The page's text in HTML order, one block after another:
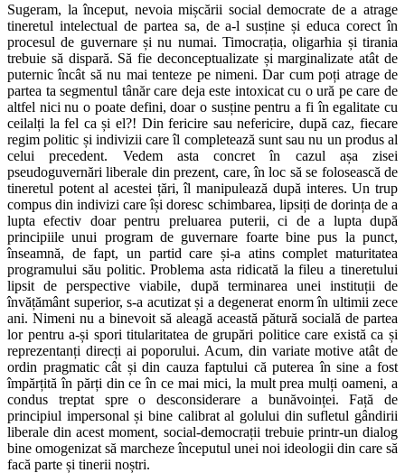
Sugeram, la început, nevoia mișcării social democrate de a atrage
tineretul intelectual de partea sa, de a-l susține și educa corect în
procesul de guvernare și nu numai. Timocrația, oligarhia și tirania
trebuie să dispară. Să fie deconceptualizate și marginalizate atât de
puternic încât să nu mai tenteze pe nimeni. Dar cum poți atrage de
partea ta segmentul tânăr care deja este intoxicat cu o ură pe care de
altfel nici nu o poate defini, doar o susține pentru a fi în egalitate cu
ceilalți la fel ca și el?! Din fericire sau nefericire, după caz, fiecare
regim politic și indivizii care îl completează sunt sau nu un produs al
celui precedent. Vedem asta concret în cazul așa zisei
pseudoguvernări liberale din prezent, care, în loc să se folosească de
tineretul potent al acestei țări, îl manipulează după interes. Un trup
compus din indivizi care își doresc schimbarea, lipsiți de dorința de a
lupta efectiv doar pentru preluarea puterii, ci de a lupta după
principiile unui program de guvernare foarte bine pus la punct,
înseamnă, de fapt, un partid care și-a atins complet maturitatea
programului său politic. Problema asta ridicată la fileu a tineretului
lipsit de perspective viabile, după terminarea unei instituții de
învățământ superior, s-a acutizat și a degenerat enorm în ultimii zece
ani. Nimeni nu a binevoit să aleagă această pătură socială de partea
lor pentru a-și spori titularitatea de grupări politice care există ca și
reprezentanți direcți ai poporului. Acum, din variate motive atât de
ordin pragmatic cât și din cauza faptului că puterea în sine a fost
împărțită în părți din ce în ce mai mici, la mult prea mulți oameni, a
condus treptat spre o desconsiderare a bunăvoinței. Față de
principiul impersonal și bine calibrat al golului din sufletul gândirii
liberale din acest moment, social-democrații trebuie printr-un dialog
bine omogenizat să marcheze începutul unei noi ideologii din care să
facă parte și tinerii noștri.